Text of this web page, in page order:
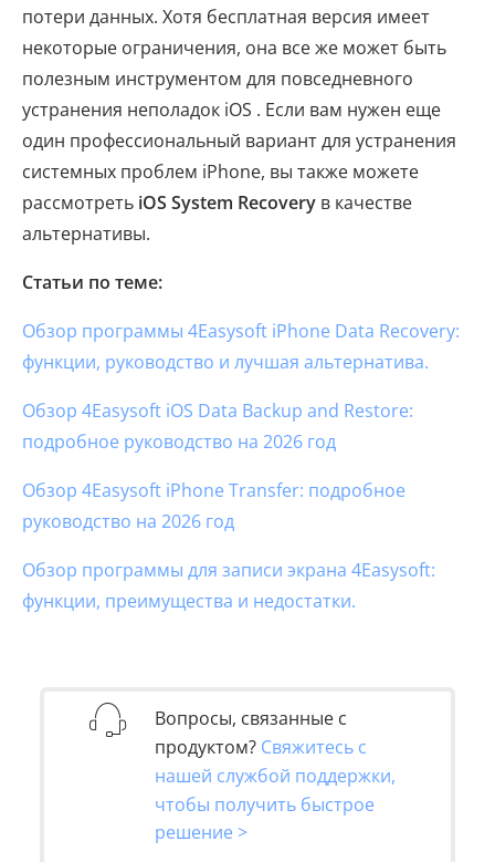
потери данных. Хотя бесплатная версия имеет
некоторые ограничения, она все же может быть
полезным инструментом для повседневного
устранения неполадок iOS . Если вам нужен еще
один профессиональный вариант для устранения
системных проблем iPhone, вы также можете
рассмотреть iOS System Recovery в качестве
альтернативы.
Статьи по теме:
Обзор программы 4Easysoft iPhone Data Recovery:
функции, руководство и лучшая альтернатива.
Обзор 4Easysoft iOS Data Backup and Restore:
подробное руководство на 2026 год
Обзор 4Easysoft iPhone Transfer: подробное
руководство на 2026 год
Обзор программы для записи экрана 4Easysoft:
функции, преимущества и недостатки.
Вопросы, связанные с
продуктом? Свяжитесь с
нашей службой поддержки,
чтобы получить быстрое
решение >